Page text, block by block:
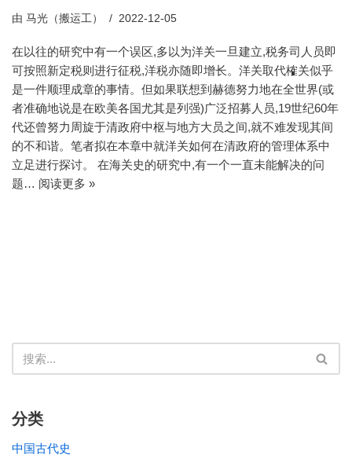
由 马光（搬运工） 2022-12-05
在以往的研究中有一个误区,多以为洋关一旦建立,税务司人员即
可按照新定税则进行征税,洋税亦随即增长。洋关取代榷关似乎
是一件顺理成章的事情。但如果联想到赫德努力地在全世界(或
者准确地说是在欧美各国尤其是列强)广泛招募人员,19世纪60年
代还曾努力周旋于清政府中枢与地方大员之间,就不难发现其间
的不和谐。笔者拟在本章中就洋关如何在清政府的管理体系中
立足进行探讨。 在海关史的研究中,有一个一直未能解决的问
题… 阅读更多 »
分类
中国古代史